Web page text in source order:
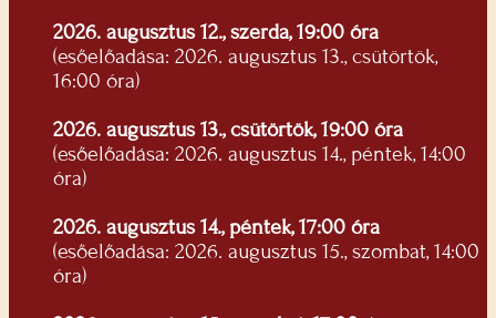
2026. augusztus 12., szerda, 19:00 óra
(esőelőadása: 2026. augusztus 13., csütörtök,
16:00 óra)
2026. augusztus 13., csütörtök, 19:00 óra
(esőelőadása: 2026. augusztus 14., péntek, 14:00
óra)
2026. augusztus 14., péntek, 17:00 óra
(esőelőadása: 2026. augusztus 15., szombat, 14:00
óra)